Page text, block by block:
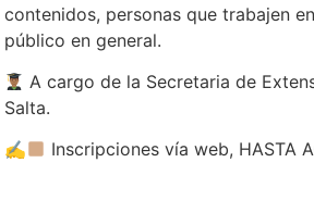
contenidos, personas que trabajen
público en general.
A cargo de la Secretaria de
Salta.
✍
Inscripciones vía web, HASTA